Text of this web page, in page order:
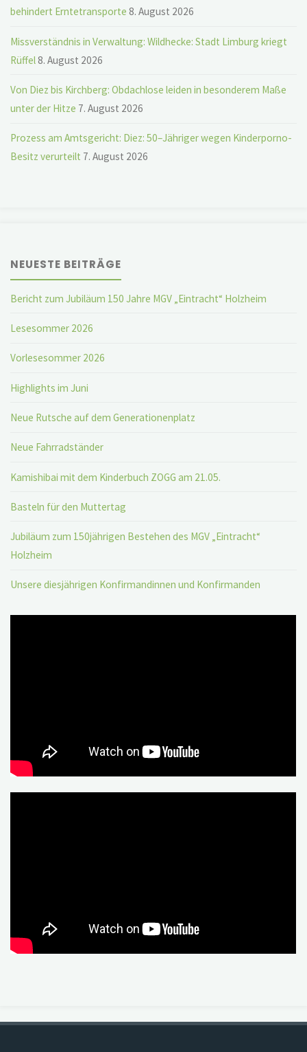
behindert Erntetransporte 8. August 2026
Missverständnis in Verwaltung: Wildhecke: Stadt Limburg kriegt
Rüffel8. August 2026
Von Diez bis Kirchberg: Obdachlose leiden in besonderem Maße
unter der Hitze 7. August 2026
Prozess am Amtsgericht: Diez: 50–Jähriger wegen Kinderporno-
Besitz verurteilt 7. August 2026
NEUESTE BEITRÄGE
Bericht zum Jubiläum 150 Jahre MGV „Eintracht“ Holzheim
Lesesommer 2026
Vorlesesommer 2026
Highlights im Juni
Neue Rutsche auf dem Generationenplatz
Neue Fahrradständer
Kamishibai mit dem Kinderbuch ZOGG am 21.05.
Basteln für den Muttertag
Jubiläum zum 150jährigen Bestehen des MGV „Eintracht“
Holzheim
Unsere diesjährigen Konfirmandinnen und Konfirmanden